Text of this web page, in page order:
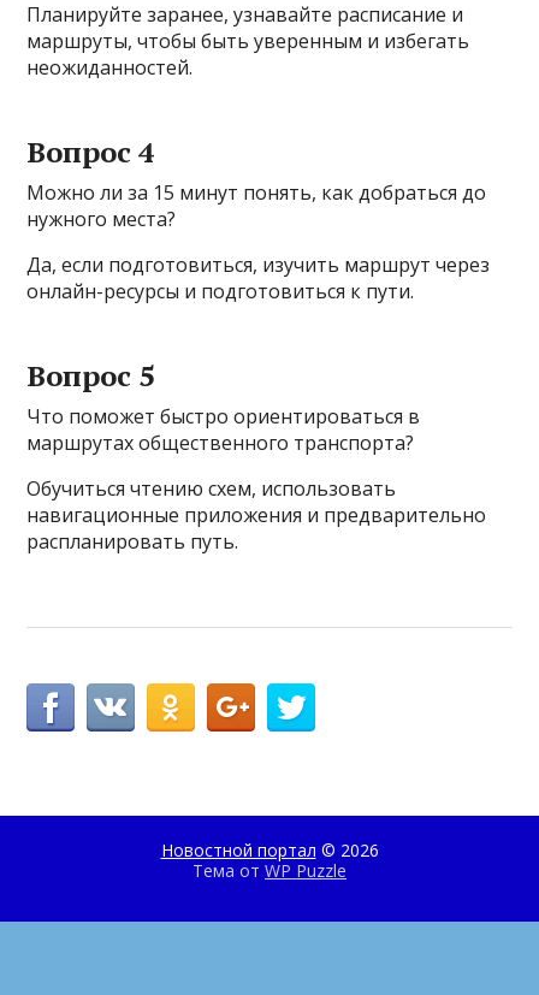
Планируйте заранее, узнавайте расписание и
маршруты, чтобы быть уверенным и избегать
неожиданностей.
Вопрос 4
Можно ли за 15 минут понять, как добраться до
нужного места?
Да, если подготовиться, изучить маршрут через
онлайн-ресурсы и подготовиться к пути.
Вопрос 5
Что поможет быстро ориентироваться в
маршрутах общественного транспорта?
Обучиться чтению схем, использовать
навигационные приложения и предварительно
распланировать путь.
Новостной портал © 2026
Тема от WP Puzzle